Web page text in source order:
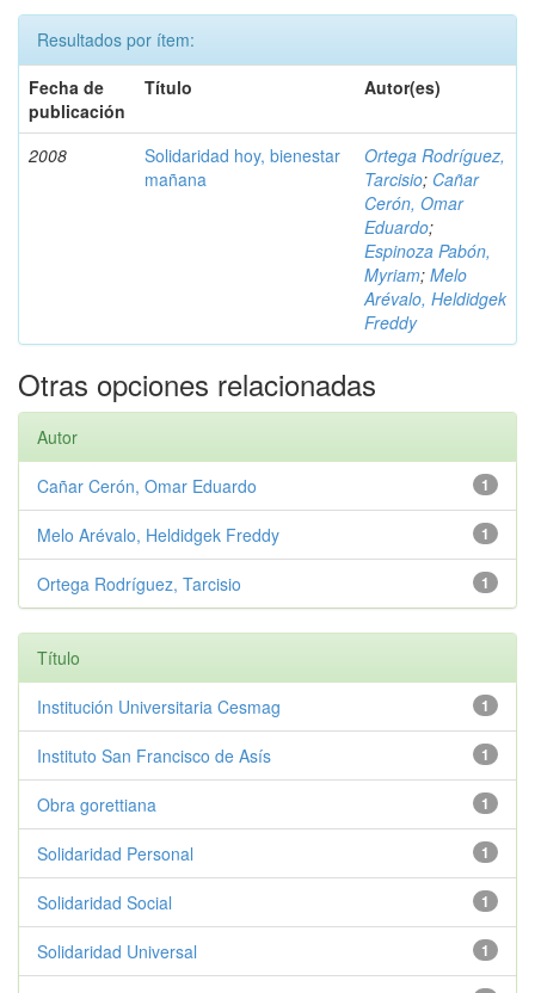
Resultados por ítem:
Fecha de
publicación
Título Autor(es)
2008
Solidaridad hoy, bienestar
mañana
Ortega Rodríguez,
Tarcisio; Cañar
Cerón, Omar
Eduardo;
Espinoza Pabón,
Myriam; Melo
Arévalo, Heldidgek
Freddy
Otras opciones relacionadas
Autor
1
Cañar Cerón, Omar Eduardo
1
Melo Arévalo, Heldidgek Freddy
1
Ortega Rodríguez, Tarcisio
Título
1
Institución Universitaria Cesmag
1
Instituto San Francisco de Asís
1
Obra gorettiana
1
Solidaridad Personal
1
Solidaridad Social
1
Solidaridad Universal